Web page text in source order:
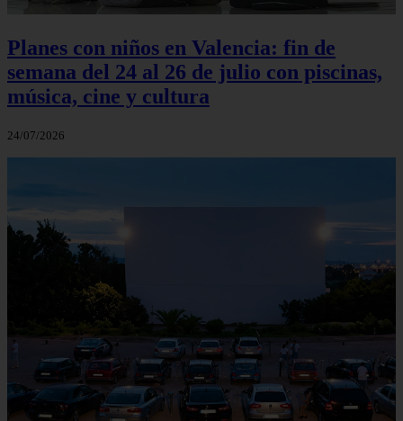
Planes con niños en Valencia: fin de
semana del 24 al 26 de julio con piscinas,
música, cine y cultura
24/07/2026